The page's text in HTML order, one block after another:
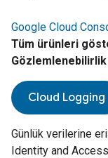
Google Cloud
Tüm ürünleri
Gözlemlenebilirlik
Cloud Logging
Günlük verilerine
Identity and Access